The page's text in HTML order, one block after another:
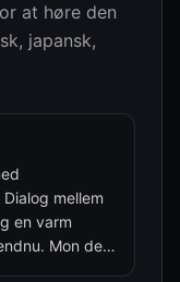
at høre den
japansk,
mellem
en varm
Mon den